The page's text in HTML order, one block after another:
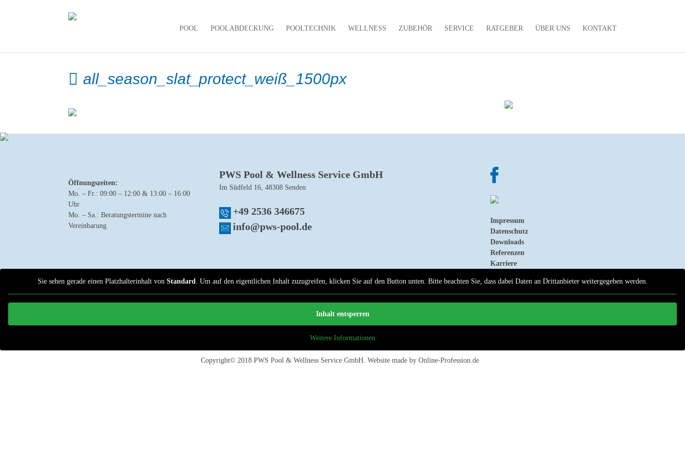
POOL POOLABDECKUNG POOLTECHNIK WELLNESS ZUBEHÖR SERVICE RATGEBER ÜBER UNS KONTAKT
all_season_slat_protect_weiß_1500px
Öffnungszeiten:
Mo. – Fr.: 09:00 – 12:00 & 13:00 – 16:00
Uhr
Mo. – Sa.: Beratungstermine nach
Vereinbarung
PWS Pool & Wellness Service GmbH
Im Südfeld 16, 48308 Senden
+49 2536 346675
info@pws-pool.de
Impressum
Datenschutz
Downloads
Referenzen
Karriere
Sie sehen gerade einen Platzhalterinhalt von Standard . Um auf den eigentlichen Inhalt zuzugreifen, klicken Sie auf den Button unten. Bitte beachten Sie, dass dabei Daten an Drittanbieter weitergegeben werden.
Inhalt entsperren
Weitere Informationen
Copyright© 2018 PWS Pool & Wellness Service GmbH. Website made by Online-Profession.de